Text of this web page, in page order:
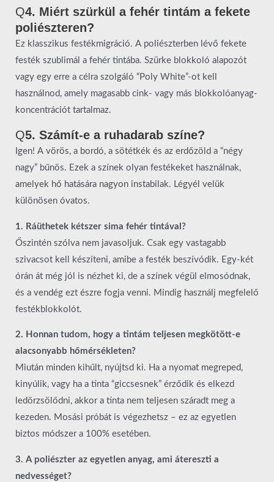
Q4. Miért szürkül a fehér tintám a fekete
poliészteren?
Ez klasszikus festékmigráció. A poliészterben lévő fekete
festék szublimál a fehér tintába. Szürke blokkoló alapozót
vagy egy erre a célra szolgáló “Poly White”-ot kell
használnod, amely magasabb cink- vagy más blokkolóanyag-
koncentrációt tartalmaz.
Q5. Számít-e a ruhadarab színe?
Igen! A vörös, a bordó, a sötétkék és az erdőzöld a “négy
nagy” bűnös. Ezek a színek olyan festékeket használnak,
amelyek hő hatására nagyon instabilak. Légyél velük
különösen óvatos.
1. Ráüthetek kétszer sima fehér tintával?
Őszintén szólva nem javasoljuk. Csak egy vastagabb
szivacsot kell készíteni, amibe a festék beszívódik. Egy-két
órán át még jól is nézhet ki, de a színek végül elmosódnak,
és a vendég ezt észre fogja venni. Mindig használj megfelelő
festékblokkolót.
2. Honnan tudom, hogy a tintám teljesen megkötött-e
alacsonyabb hőmérsékleten?
Miután minden kihűlt, nyújtsd ki. Ha a nyomat megreped,
kinyúlik, vagy ha a tinta “giccsesnek” érződik és elkezd
ledörzsölődni, akkor a tinta nem teljesen száradt meg a
kezeden. Mosási próbát is végezhetsz – ez az egyetlen
biztos módszer a 100% esetében.
3. A poliészter az egyetlen anyag, ami átereszti a
nedvességet?